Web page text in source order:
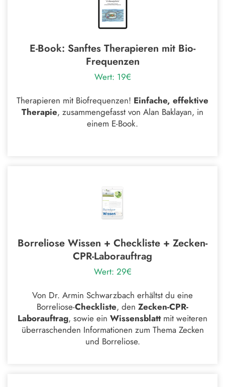
E-Book: Sanftes Therapieren mit Bio-
Frequenzen
Wert: 19€
Therapieren mit Biofrequenzen! Einfache, effektive
Therapie, zusammengefasst von Alan Baklayan, in
einem E-Book.
Borreliose Wissen + Checkliste + Zecken-
CPR-Laborauftrag
Wert: 29€
Von Dr. Armin Schwarzbach erhältst du eine
Borreliose-Checkliste, den Zecken-CPR-
Laborauftrag, sowie ein Wissensblattmit weiteren
überraschenden Informationen zum Thema Zecken
und Borreliose.